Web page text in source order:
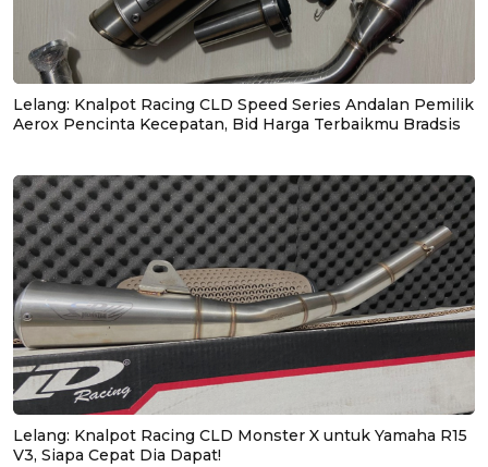
Lelang: Knalpot Racing CLD Speed Series Andalan Pemilik
Aerox Pencinta Kecepatan, Bid Harga Terbaikmu Bradsis
Lelang: Knalpot Racing CLD Monster X untuk Yamaha R15
V3, Siapa Cepat Dia Dapat!